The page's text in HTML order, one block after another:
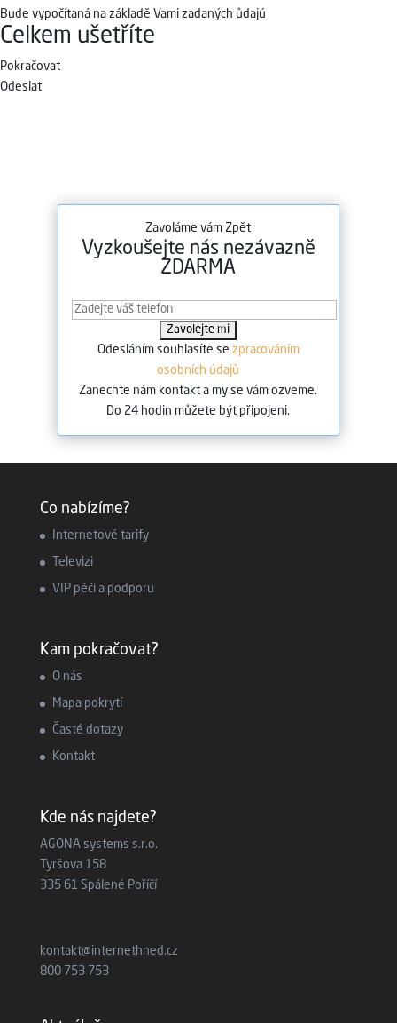
Bude vypočítaná na základě Vami zadaných ůdajú
Celkem ušetříte
Pokračovat
Odeslat
Zavoláme vám Zpět
Vyzkoušejte nás nezávazně
ZDARMA
Odesláním souhlasíte se zpracováním
osobních údajů
Zanechte nám kontakt a my se vám ozveme.
Do 24 hodin můžete být připojeni.
Co nabízíme?
Internetové tarify
Televizi
VIP péči a podporu
Kam pokračovat?
O nás
Mapa pokrytí
Časté dotazy
Kontakt
Kde nás najdete?
AGONA systems s.r.o.
Tyršova 158
335 61 Spálené Poříčí
kontakt@internethned.cz
800 753 753